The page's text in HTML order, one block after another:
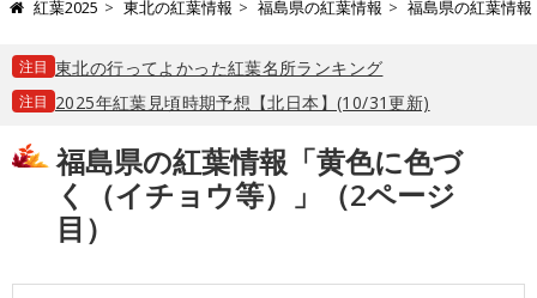
紅葉2025 東北の紅葉情報 福島県の紅葉情報 福島県の紅葉情
注目 東北の行ってよかった紅葉名所ランキング
注目 2025年紅葉見頃時期予想【北日本】(10/31更新)
福島県の紅葉情報「黄色に色づ
く（イチョウ等）」（2ページ
目）